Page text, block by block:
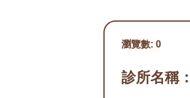
瀏覽數: 0
診所名稱：